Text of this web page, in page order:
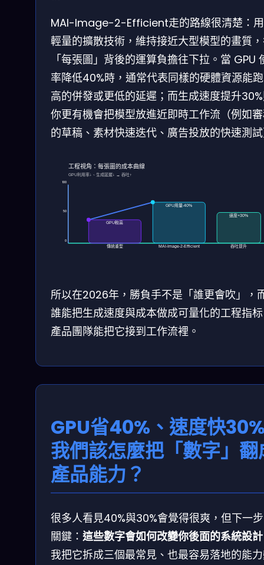
MAI-Image-2-Efficient走的路線很清楚：
輕量的擴散技術，維持接近大型模型的畫質
「每張圖」背後的運算負擔往下拉。當 GPU
率降低40%時，通常代表同樣的硬體資源能
高的併發或更低的延遲；而生成速度提升
你更有機會把模型放進近即時工作流（例如
的草稿、素材快速迭代、廣告投放的快速測
工程視角：每張圖的成本曲線
GPU利用率↓、生成延遲↓ → 吞吐↑
0
50
100
傳統重型 MAI-Image-2-Efficient 吞吐提升
GPU較高
GPU用量-40%
速度+30%
所以在2026年，勝負手不是「誰更會吹」，
誰能把生成速度與成本做成可量化的工程指
產品團隊能把它接到工作流裡。
GPU省40%、速度快
我們該怎麼把「數字」翻
產品能力？
很多人看見40%與30%會覺得很爽，但下一
關鍵： 這些數字會如何改變你後面的系統設
我把它拆成三個最常見、也最容易落地的能